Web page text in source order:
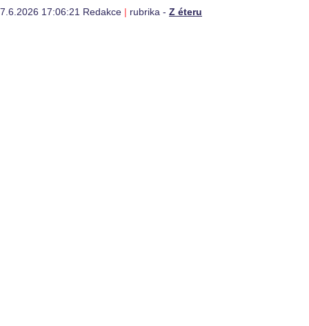
7.6.2026 17:06:21 Redakce | rubrika - Z éteru